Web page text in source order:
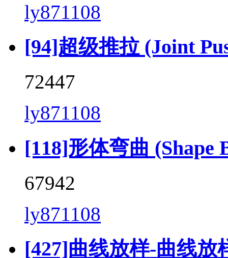
ly871108
[94]超级推拉 (Joint
72447
ly871108
[118]形体弯曲 (Shape
67942
ly871108
[427]曲线放样-曲线放